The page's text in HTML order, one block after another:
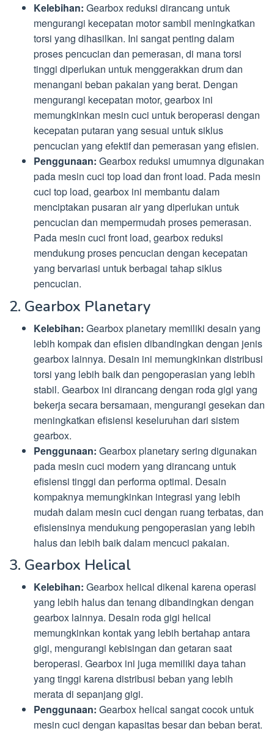
Kelebihan: Gearbox reduksi dirancang untuk
mengurangi kecepatan motor sambil meningkatkan
torsi yang dihasilkan. Ini sangat penting dalam
proses pencucian dan pemerasan, di mana torsi
tinggi diperlukan untuk menggerakkan drum dan
menangani beban pakaian yang berat. Dengan
mengurangi kecepatan motor, gearbox ini
memungkinkan mesin cuci untuk beroperasi dengan
kecepatan putaran yang sesuai untuk siklus
pencucian yang efektif dan pemerasan yang efisien.
Penggunaan: Gearbox reduksi umumnya digunakan
pada mesin cuci top load dan front load. Pada mesin
cuci top load, gearbox ini membantu dalam
menciptakan pusaran air yang diperlukan untuk
pencucian dan mempermudah proses pemerasan.
Pada mesin cuci front load, gearbox reduksi
mendukung proses pencucian dengan kecepatan
yang bervariasi untuk berbagai tahap siklus
pencucian.
2. Gearbox Planetary
Kelebihan: Gearbox planetary memiliki desain yang
lebih kompak dan efisien dibandingkan dengan jenis
gearbox lainnya. Desain ini memungkinkan distribusi
torsi yang lebih baik dan pengoperasian yang lebih
stabil. Gearbox ini dirancang dengan roda gigi yang
bekerja secara bersamaan, mengurangi gesekan dan
meningkatkan efisiensi keseluruhan dari sistem
gearbox.
Penggunaan: Gearbox planetary sering digunakan
pada mesin cuci modern yang dirancang untuk
efisiensi tinggi dan performa optimal. Desain
kompaknya memungkinkan integrasi yang lebih
mudah dalam mesin cuci dengan ruang terbatas, dan
efisiensinya mendukung pengoperasian yang lebih
halus dan lebih baik dalam mencuci pakaian.
3. Gearbox Helical
Kelebihan: Gearbox helical dikenal karena operasi
yang lebih halus dan tenang dibandingkan dengan
gearbox lainnya. Desain roda gigi helical
memungkinkan kontak yang lebih bertahap antara
gigi, mengurangi kebisingan dan getaran saat
beroperasi. Gearbox ini juga memiliki daya tahan
yang tinggi karena distribusi beban yang lebih
merata di sepanjang gigi.
Penggunaan: Gearbox helical sangat cocok untuk
mesin cuci dengan kapasitas besar dan beban berat.